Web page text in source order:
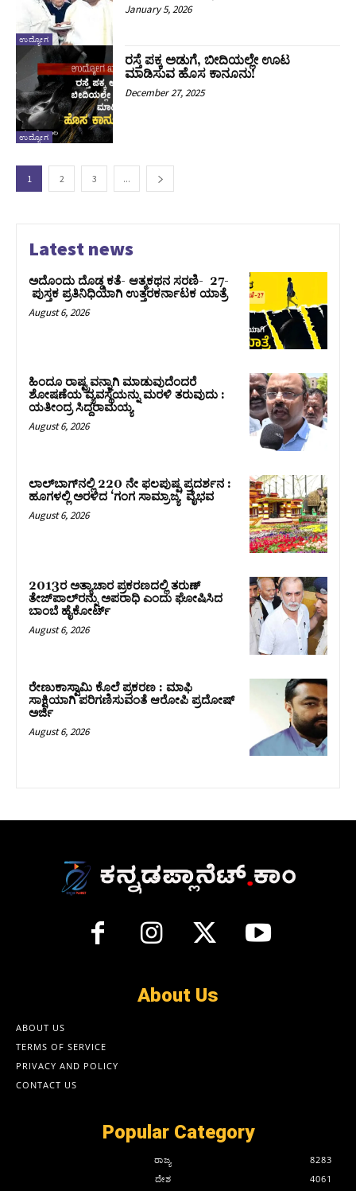
ಉದ್ಯೋಗ
January 5, 2026
ಉದ್ಯೋಗ
ರಸ್ತೆ ಪಕ್ಕ ಅಡುಗೆ, ಬೀದಿಯಲ್ಲೇ ಊಟ
ಮಾಡಿಸುವ ಹೊಸ ಕಾನೂನು!
December 27, 2025
1 2 3 ...
Latest news
ಅದೊಂದು ದೊಡ್ಡ ಕತೆ- ಆತ್ಮಕಥನ ಸರಣಿ- 27-
ಪುಸ್ತಕ ಪ್ರತಿನಿಧಿಯಾಗಿ ಉತ್ತರಕರ್ನಾಟಕ ಯಾತ್ರೆ
August 6, 2026
ಹಿಂದೂ ರಾಷ್ಟ್ರವನ್ನಾಗಿ ಮಾಡುವುದೆಂದರೆ
ಶೋಷಣೆಯ ವ್ಯವಸ್ಥೆಯನ್ನು ಮರಳಿ ತರುವುದು :
ಯತೀಂದ್ರ ಸಿದ್ದರಾಮಯ್ಯ
August 6, 2026
ಲಾಲ್‍ಬಾಗ್‍ನಲ್ಲಿ 220 ನೇ ಫಲಪುಷ್ಪ ಪ್ರದರ್ಶನ :
ಹೂಗಳಲ್ಲಿ ಅರಳಿದ ‘ಗಂಗ ಸಾಮ್ರಾಜ್ಯ’ ವೈಭವ
August 6, 2026
2013ರ ಅತ್ಯಾಚಾರ ಪ್ರಕರಣದಲ್ಲಿ ತರುಣ್
ತೇಜ್‌ಪಾಲ್‌ರನ್ನು ಅಪರಾಧಿ ಎಂದು ಘೋಷಿಸಿದ
ಬಾಂಬೆ ಹೈಕೋರ್ಟ್
August 6, 2026
ರೇಣುಕಾಸ್ವಾಮಿ ಕೊಲೆ ಪ್ರಕರಣ : ಮಾಫಿ
ಸಾಕ್ಷಿಯಾಗಿ ಪರಿಗಣಿಸುವಂತೆ ಆರೋಪಿ ಪ್ರದೋಷ್‌
ಅರ್ಜಿ
August 6, 2026
About Us
ABOUT US
TERMS OF SERVICE
PRIVACY AND POLICY
CONTACT US
Popular Category
ರಾಜ್ಯ
8283
ದೇಶ
4061